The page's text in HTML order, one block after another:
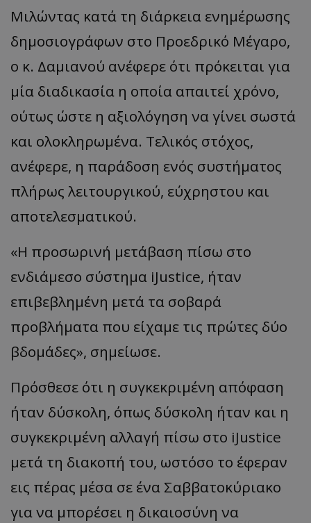
Μιλώντας κατά τη διάρκεια ενημέρωσης
δημοσιογράφων στο Προεδρικό Μέγαρο,
ο κ. Δαμιανού ανέφερε ότι πρόκειται για
μία διαδικασία η οποία απαιτεί χρόνο,
ούτως ώστε η αξιολόγηση να γίνει σωστά
και ολοκληρωμένα. Τελικός στόχος,
ανέφερε, η παράδοση ενός συστήματος
πλήρως λειτουργικού, εύχρηστου και
αποτελεσματικού.
«Η προσωρινή μετάβαση πίσω στο
ενδιάμεσο σύστημα iJustice, ήταν
επιβεβλημένη μετά τα σοβαρά
προβλήματα που είχαμε τις πρώτες δύο
βδομάδες», σημείωσε.
Πρόσθεσε ότι η συγκεκριμένη απόφαση
ήταν δύσκολη, όπως δύσκολη ήταν και η
συγκεκριμένη αλλαγή πίσω στο iJustice
μετά τη διακοπή του, ωστόσο το έφεραν
εις πέρας μέσα σε ένα Σαββατοκύριακο
για να μπορέσει η δικαιοσύνη να